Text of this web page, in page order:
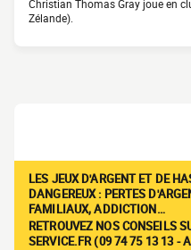
Christian Thomas Gray joue en
Zélande).
LES JEUX D'ARGENT ET DE
DANGEREUX : PERTES
FAMILIAUX, ADDICTION…
RETROUVEZ NOS CONSEILS
SERVICE.FR (09 74 75 13 13 -